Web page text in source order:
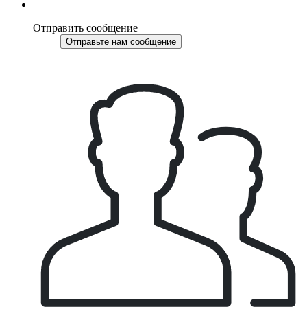
Отправить сообщение
Отправьте нам сообщение